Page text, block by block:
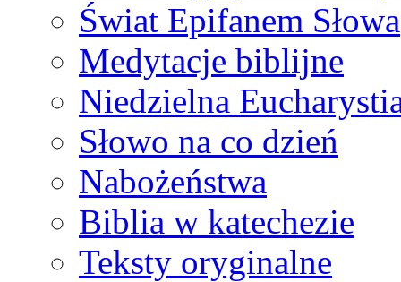
Świat Epifanem Słowa
Medytacje biblijne
Niedzielna
Słowo na co dzień
Nabożeństwa
Biblia w katechezie
Teksty oryginalne